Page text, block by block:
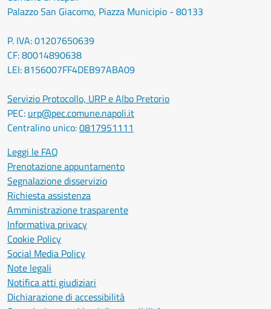
Palazzo San Giacomo, Piazza Municipio - 80133
P. IVA: 01207650639
CF: 80014890638
LEI: 8156007FF4DEB97ABA09
Servizio Protocollo, URP e Albo Pretorio
PEC: urp@pec.comune.napoli.it
Centralino unico:0817951111
Leggi le FAQ
Prenotazione appuntamento
Segnalazione disservizio
Richiesta assistenza
Amministrazione trasparente
Informativa privacy
Cookie Policy
Social Media Policy
Note legali
Notifica atti giudiziari
Dichiarazione di accessibilità